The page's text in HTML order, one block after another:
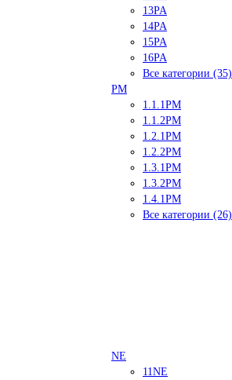
13PA
14PA
15PA
16PA
Все категории (35)
PM
1.1.1PM
1.1.2PM
1.2.1PM
1.2.2PM
1.3.1PM
1.3.2PM
1.4.1PM
Все категории (26)
NE
11NE